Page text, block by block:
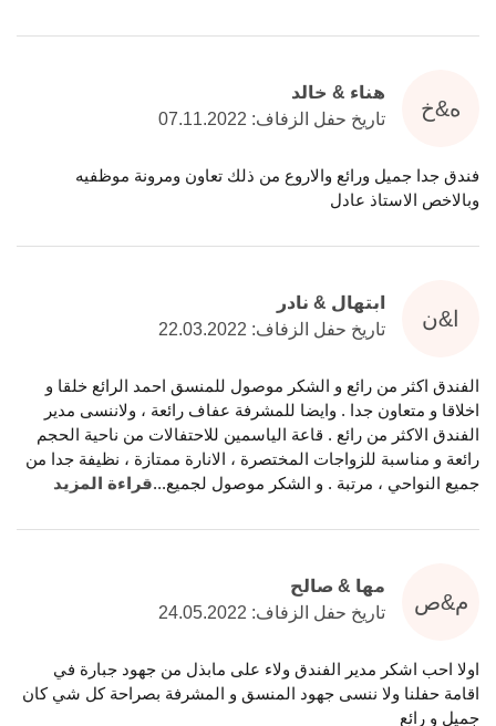
ه&خ
هناء & خالد
تاريخ حفل الزفاف: 07.11.2022
فندق جدا جميل ورائع والاروع من ذلك تعاون ومرونة موظفيه
وبالاخص الاستاذ عادل
ا&ن
ابتهال & نادر
تاريخ حفل الزفاف: 22.03.2022
الفندق اكثر من رائع و الشكر موصول للمنسق احمد الرائع خلقا و
اخلاقا و متعاون جدا . وايضا للمشرفة عفاف رائعة ، ولاننسى مدير
الفندق الاكثر من رائع . قاعة الياسمين للاحتفالات من ناحية الحجم
رائعة و مناسبة للزواجات المختصرة ، الانارة ممتازة ، نظيفة جدا من
جميع النواحي ، مرتبة . و الشكر موصول لجميع...قراءة المزيد
م&ص
مها & صالح
تاريخ حفل الزفاف: 24.05.2022
اولا احب اشكر مدير الفندق ولاء على مابذل من جهود جبارة في
اقامة حفلنا ولا ننسى جهود المنسق و المشرفة بصراحة كل شي كان
جميل و رائع